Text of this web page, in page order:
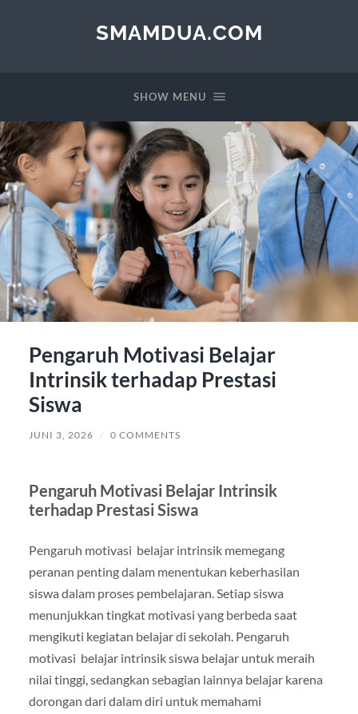
SMAMDUA.COM
SHOW MENU
Pengaruh Motivasi Belajar
Intrinsik terhadap Prestasi
Siswa
JUNI 3, 2026 / 0 COMMENTS
Pengaruh Motivasi Belajar Intrinsik
terhadap Prestasi Siswa
Pengaruh motivasi belajar intrinsik memegang
peranan penting dalam menentukan keberhasilan
siswa dalam proses pembelajaran. Setiap siswa
menunjukkan tingkat motivasi yang berbeda saat
mengikuti kegiatan belajar di sekolah. Pengaruh
motivasi belajar intrinsik siswa belajar untuk meraih
nilai tinggi, sedangkan sebagian lainnya belajar karena
dorongan dari dalam diri untuk memahami